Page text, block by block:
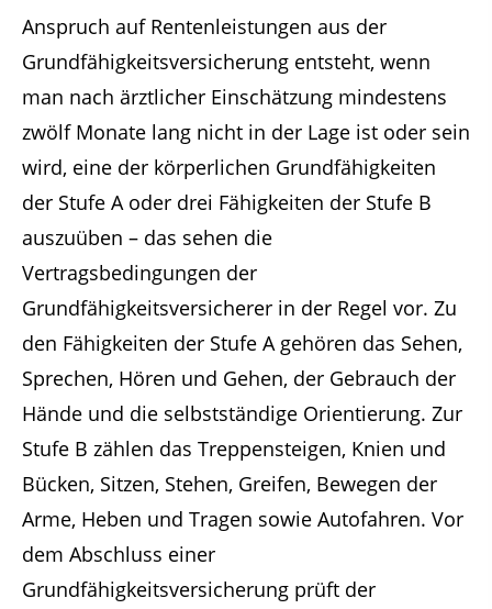
Anspruch auf Rentenleistungen aus der
Grundfähigkeitsversicherung entsteht, wenn
man nach ärztlicher Einschätzung mindestens
zwölf Monate lang nicht in der Lage ist oder sein
wird, eine der körperlichen Grundfähigkeiten
der Stufe A oder drei Fähigkeiten der Stufe B
auszuüben – das sehen die
Vertragsbedingungen der
Grundfähigkeitsversicherer in der Regel vor. Zu
den Fähigkeiten der Stufe A gehören das Sehen,
Sprechen, Hören und Gehen, der Gebrauch der
Hände und die selbstständige Orientierung. Zur
Stufe B zählen das Treppensteigen, Knien und
Bücken, Sitzen, Stehen, Greifen, Bewegen der
Arme, Heben und Tragen sowie Autofahren. Vor
dem Abschluss einer
Grundfähigkeitsversicherung prüft der